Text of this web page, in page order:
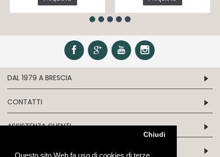
Chiudi
DAL 1979 A BRESCIA
CONTATTI
ASSISTENZA CLIENTI
INFORMATION